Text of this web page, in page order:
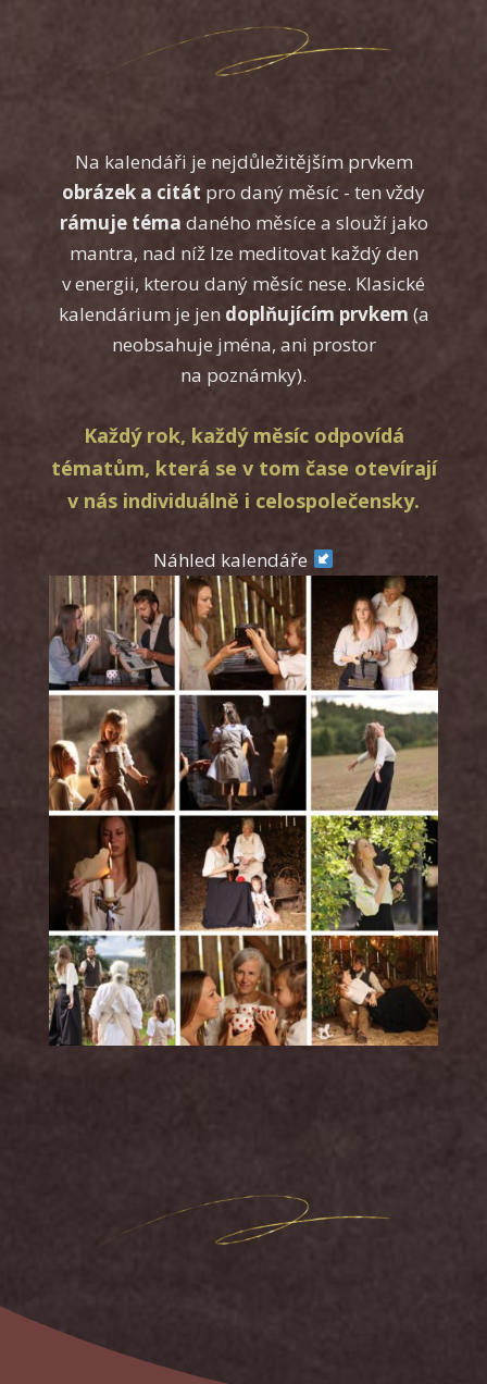
Na kalendáři je nejdůležitějším prvkem
obrázek a citát pro daný měsíc - ten vždy
rámuje téma daného měsíce a slouží jako
mantra, nad níž lze meditovat každý den
v energii, kterou daný měsíc nese. Klasické
kalendárium je jen doplňujícím prvkem (a
neobsahuje jména, ani prostor
na poznámky).
Každý rok, každý měsíc odpovídá
tématům, která se v tom čase otevírají
v nás individuálně i celospolečensky.
Náhled kalendáře